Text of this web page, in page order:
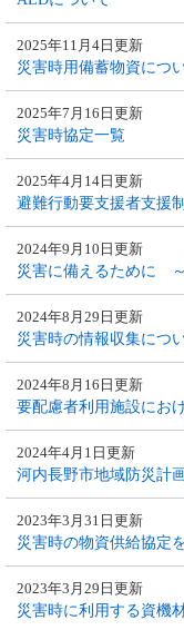
災害時用備蓄物資につ
2025年11月4日更新
災害時協定一覧
2025年7月16日更新
避難行動要支援者支援
2025年4月14日更新
災害に備えるために
2024年9月10日更新
災害時の情報収集につ
2024年8月29日更新
要配慮者利用施設にお
2024年8月16日更新
河内長野市地域防災計
2024年4月1日更新
災害時の物資供給協定
2023年3月31日更新
災害時に利用する資機
2023年3月29日更新